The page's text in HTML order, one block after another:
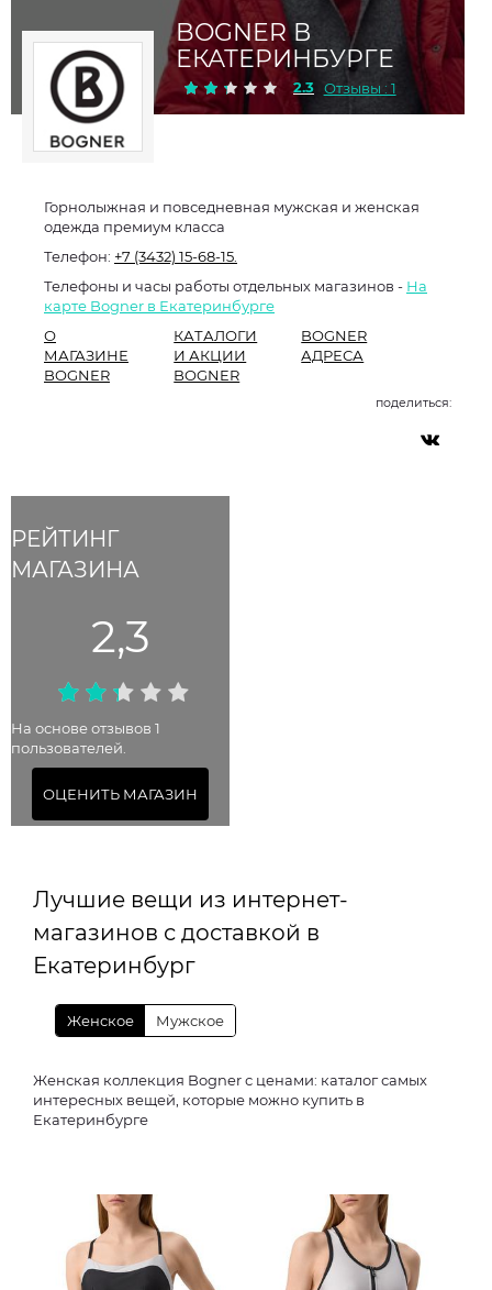
BOGNER В
ЕКАТЕРИНБУРГЕ
2.3 Отзывы : 1
РЕЙТИНГ
МАГАЗИНА
2,3
На основе отзывов 1
пользователей.
ОЦЕНИТЬ МАГАЗИН
Горнолыжная и повседневная мужская и женская
одежда премиум класса
Телефон: +7 (3432) 15-68-15.
Телефоны и часы работы отдельных магазинов - На
карте Bogner в Екатеринбурге
О
МАГАЗИНЕ
BOGNER
КАТАЛОГИ
И АКЦИИ
BOGNER
BOGNER
АДРЕСА
поделиться:
Лучшие вещи из интернет-
магазинов с доставкой в
Екатеринбург
Женское Мужское
Женская коллекция Bogner с ценами: каталог самых
интересных вещей, которые можно купить в
Екатеринбурге